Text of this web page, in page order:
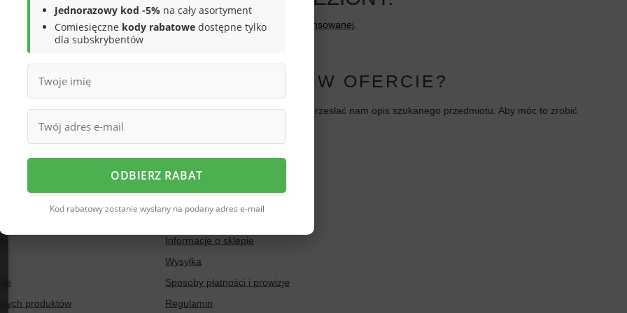
dokładniejsze parametry. Skorzystaj zwyszukiwarki zaawansowanej
KTÓREGO NIE MAMY W OFERCIE?
w naszym sklepie, możesz skorzystać ze specjalnego formularza i przesłać nam opis szukanego przedmiotu. Aby móc to zrobić
produktów
Regulaminy
Informacje o sklepie
Wysyłka
Sposoby płatności i prowizje
Regulamin
Jednorazowy kod -5% na cały asortyment
Comiesięczne kody rabatowe dostępne tylko
dla subskrybentów
ODBIERZ RABAT
Kod rabatowy zostanie wysłany na podany adres e-mail